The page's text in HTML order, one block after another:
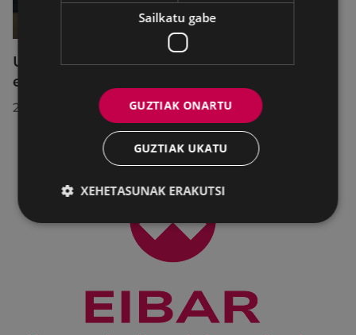
Udalbatzak 2026ko uztailaren 27an
egindako bilkuran hartutako erabakiak
2026/07/28
Sailkatu gabe
GUZTIAK ONARTU
GUZTIAK UKATU
XEHETASUNAK ERAKUTSI